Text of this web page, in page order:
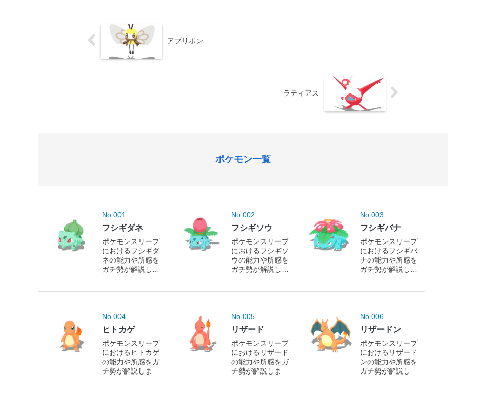
アブリボン
ラティアス
ポケモン一覧
No.001
フシギダネ
ポケモンスリープ
におけるフシギダ
ネの能力や所感を
ガチ勢が解説しま
No.002
フシギソウ
ポケモンスリープ
におけるフシギソ
ウの能力や所感を
ガチ勢が解説しま
No.003
フシギバナ
ポケモンスリープ
におけるフシギバ
ナの能力や所感を
ガチ勢が解説しま
No.004
ヒトカゲ
ポケモンスリープ
におけるヒトカゲ
の能力や所感をガ
チ勢が解説しま
No.005
リザード
ポケモンスリープ
におけるリザード
の能力や所感をガ
チ勢が解説しま
No.006
リザードン
ポケモンスリープ
におけるリザード
ンの能力や所感を
ガチ勢が解説しま